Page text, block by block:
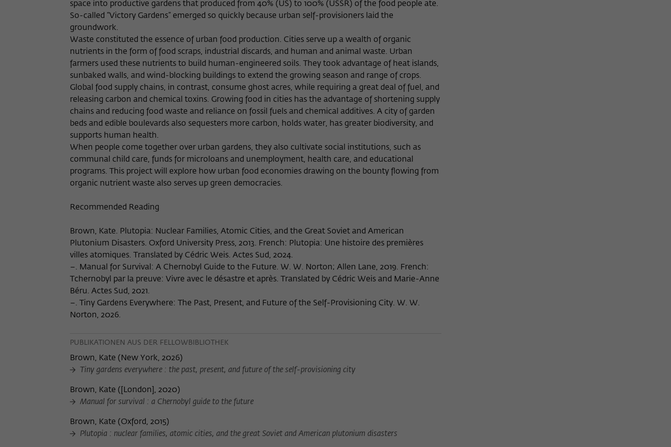
space into productive gardens that produced from 40% (US) to 100% (USSR) of the food people ate.
So-called “Victory Gardens” emerged so quickly because urban self-provisioners laid the
groundwork.
Waste constituted the essence of urban food production. Cities serve up a wealth of organic
nutrients in the form of food scraps, industrial discards, and human and animal waste. Urban
farmers used these nutrients to build human-engineered soils. They took advantage of heat islands,
sunbaked walls, and wind-blocking buildings to extend the growing season and range of crops.
Global food supply chains, in contrast, consume ghost acres, while requiring a great deal of fuel, and
releasing carbon and chemical toxins. Growing food in cities has the advantage of shortening supply
chains and reducing food waste and reliance on fossil fuels and chemical additives. A city of garden
beds and edible boulevards also sequesters more carbon, holds water, has greater biodiversity, and
supports human health.
When people come together over urban gardens, they also cultivate social institutions, such as
communal child care, funds for microloans and unemployment, health care, and educational
programs. This project will explore how urban food economies drawing on the bounty flowing from
organic nutrient waste also serves up green democracies.
Recommended Reading
Brown, Kate. Plutopia: Nuclear Families, Atomic Cities, and the Great Soviet and American
Plutonium Disasters. Oxford University Press, 2013. French: Plutopia: Une histoire des premières
villes atomiques. Translated by Cédric Weis. Actes Sud, 2024.
–. Manual for Survival: A Chernobyl Guide to the Future. W. W. Norton; Allen Lane, 2019. French:
Tchernobyl par la preuve: Vivre avec le désastre et après. Translated by Cédric Weis and Marie-Anne
Béru. Actes Sud, 2021.
–. Tiny Gardens Everywhere: The Past, Present, and Future of the Self-Provisioning City. W. W.
Norton, 2026.
PUBLIKATIONEN AUS DER FELLOWBIBLIOTHEK
Brown, Kate ( New York, 2026)
Tiny gardens everywhere : the past, present, and future of the self-provisioning city
Brown, Kate ( [London], 2020)
Manual for survival : a Chernobyl guide to the future
Brown, Kate (Oxford, 2015)
Plutopia : nuclear families, atomic cities, and the great Soviet and American plutonium disasters
Anbieter Wissenschaftskolleg zu Berlin
Zweck
Dieses Cookie dient zur Identifizierung einer
Session-ID bei der Anmeldung am internen
Bereich der Webseite des Wissenschaftskollegs.
Anbieter Matomo
Laufzeit 13 Monate
Zweck
Dieses Cookie dient dazu, den/die Besucher:in
über eine Besucher-ID zuzuordnen.
Name _pk_ref
Anbieter Matomo
Laufzeit 6 Monate
Zweck
Dieses Cookie dient dazu, zu speichern, von
welcher Website oder Suchmaschine der/die
Name _pk_ses
Anbieter Matomo
Laufzeit 30 Minuten
vorübergehend Daten über den aktuellen
Externe Inhalte
Wir verwenden auf unserer Webseite externe Inhalte, um Ihnen
zusätzliche Informationen anzubieten. Diese externen Inhalte sind
Videos der Video-Plattform Vimeo, Inhalte des Nachrichtendienstes
Bluesky und Karten der OpenStreetMap Foundation (OSMF). Wenn
Sie der Darstellung externer Inhalte zustimmen, verwendet Vimeo
den lokalen Speicher des Browsers, um Informationen über Ihre
Nutzung der Videos zu speichern (z.B. Häufigkeit des Aufrufes,
Dauer der Abspielzeit, etc). Außerdem willigen Sie ein, dass eine
Verbindung zu den externen Diensten ggf. in sog. Drittstaaten wie
den USA hergestellt wird, deren Datenschutzniveau von der EU
besteht insbesondere das Risiko, dass Ihre Daten durch dortige
Behörden, zu Kontroll- und zu Überwachungszwecken,
möglicherweise auch ohne Rechtsbehelfsmöglichkeiten, verarbeitet
werden können